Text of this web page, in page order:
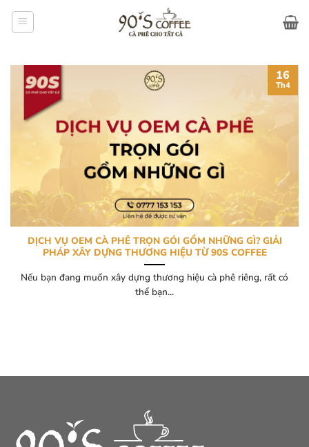
DỊCH VỤ OEM CÀ PHÊ TRỌN GÓI GỒM NHỮNG GÌ? GIẢI
PHÁP XÂY DỰNG THƯƠNG HIỆU TỪ 90S COFFEE
Nếu bạn đang muốn xây dựng thương hiệu cà phê riêng, rất có
thể bạn...
16
Th4